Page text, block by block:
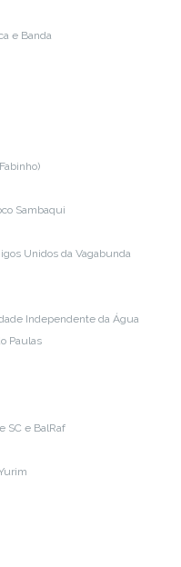
e Banda
Sambaqui
Unidos da Vagabunda
Independente da Água
Paulas
SC e BalRaf